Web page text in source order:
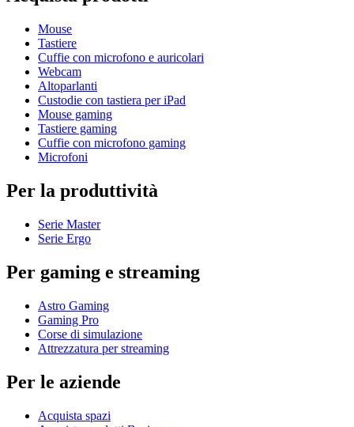
Mouse
Tastiere
Cuffie con microfono e auricolari
Webcam
Altoparlanti
Custodie con tastiera per iPad
Mouse gaming
Tastiere gaming
Cuffie con microfono gaming
Microfoni
Per la produttività
Serie Master
Serie Ergo
Per gaming e streaming
Astro Gaming
Gaming Pro
Corse di simulazione
Attrezzatura per streaming
Per le aziende
Acquista spazi